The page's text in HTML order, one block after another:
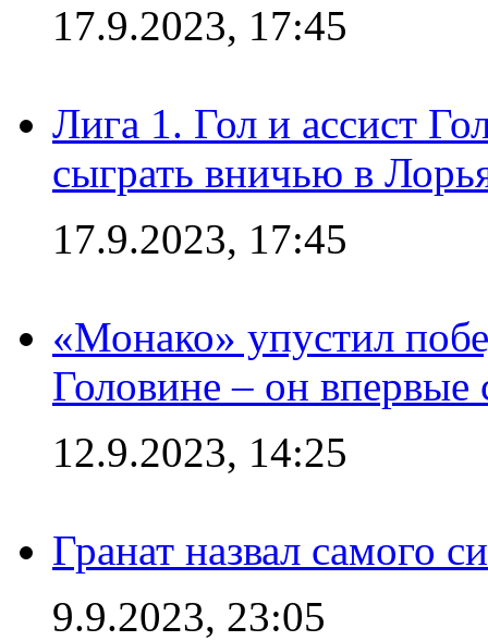
17.9.2023, 17:45
Лига 1. Гол и ассист
сыграть вничью в
17.9.2023, 17:45
«Монако» упустил
Головине – он впервые
12.9.2023, 14:25
Гранат назвал самого
9.9.2023, 23:05